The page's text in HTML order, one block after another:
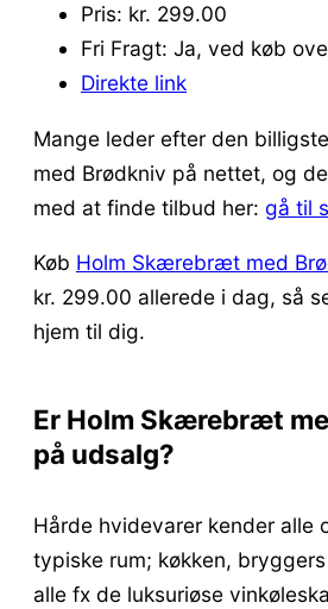
Pris: kr. 299.00
Fri Fragt: Ja, ved køb
Direkte link
Mange leder efter den
med Brødkniv på nettet, og
med at finde tilbud her: gå til
Køb Holm Skærebræt med
kr. 299.00 allerede i dag, så
hjem til dig.
Er Holm Skærebræt
på udsalg?
Hårde hvidevarer kender alle
typiske rum; køkken,
alle fx de luksuriøse